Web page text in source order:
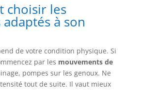
choisir les
à son
de votre condition physique. Si
par les mouvements de
pompes sur les genoux. Ne
tout de suite. Il vaut mieux